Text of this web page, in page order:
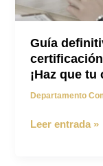
Guía
¡Haz que
Departamento
Guía
Leer entrada »